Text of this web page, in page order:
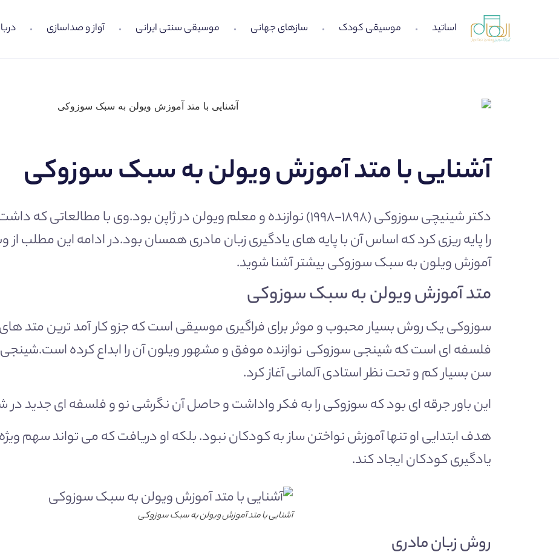
اساتید موسیقی کودک سازهای جهانی موسیقی سنتی ایرانی آواز و صداسازی
آشنایی با متد آموزش ویولن به سبک سوزوکی
دکتر شینیچی سوزوکی (۱۸۹۸-۱۹۹۸) نوازنده و معلم ویولن در ژاپن بود.وی با
را پایه ریزی کرد که اساس آن با پایه های یادگیری زبان مادری همسان بود.در ادامه این مطلب از
آموزش ویلون به سبک سوزوکی بیشتر آشنا شوید.
متد آموزش ویولن به سبک سوزوکی
سوزوکی یک روش بسیار محبوب و موثر برای فراگیری موسیقی است که جزو کار آمد ترین متد
فلسفه ای است که شینجی سوزوکی نوازنده موفق و مشهور ویلون آن را ابداع کرده
سن بسیار کم و تحت نظر استادی آلمانی آغاز کرد.
این باور جرقه ای بود که سوزوکی را به فکر واداشت و حاصل آن نگرشی نو و فلسفه ای جدید
هدف ابتدایی او تنها آموزش نواختن ساز به کودکان نبود. بلکه او دریافت که می تواند سهم
یادگیری کودکان ایجاد کند.
آشنایی با متد آموزش ویولن به سبک سوزوکی
روش زبان مادری